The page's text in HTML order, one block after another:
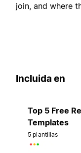
join, and where
Incluida en
Top 5 Free
Templates
5 plantillas